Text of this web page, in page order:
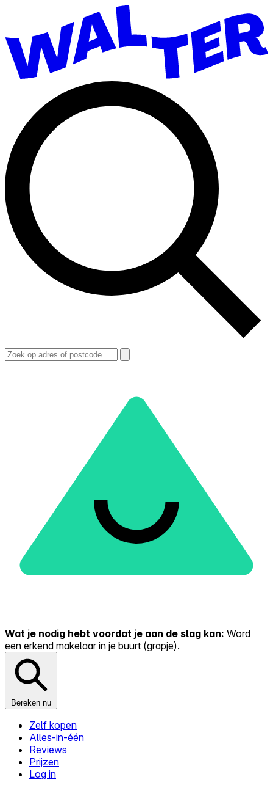
Wat je nodig hebt voordat je aan de slag kan: Word
een erkend makelaar in je buurt (grapje).
Bereken nu
Zelf kopen
Alles-in-één
Reviews
Prijzen
Log in